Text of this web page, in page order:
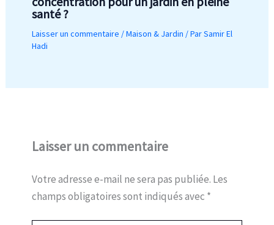
santé ?
Laisser un commentaire /Maison & Jardin / ParSamir El
Hadi
Laisser un commentaire
Votre adresse e-mail ne sera pas publiée. Les
champs obligatoires sont indiqués avec *